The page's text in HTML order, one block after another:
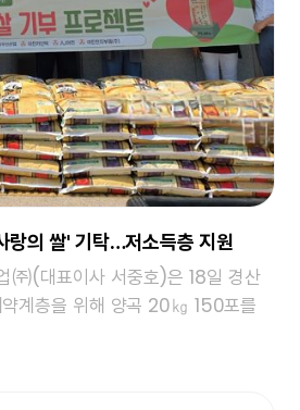
랑의 쌀' 기탁…저소득층 지원
㈜(대표이사 서중호)은 18일 경산
계층을 위해 양곡 20㎏ 150포를